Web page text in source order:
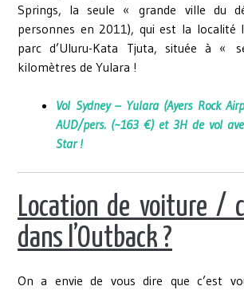
Springs, la seule « grande ville du
personnes en 2011), qui est la localité
parc d’Uluru-Kata Tjuta, située à «
kilomètres de Yulara !
Vol Sydney – Yulara (Ayers Rock
AUD/pers. (~163 €) et 3H de vol
Star !
Location de voiture /
dans l’Outback ?
On a envie de vous dire que c’est